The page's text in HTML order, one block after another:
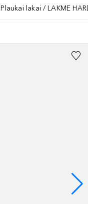
Plaukai lakai LAKME